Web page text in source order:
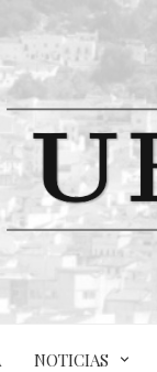
NOTICIAS